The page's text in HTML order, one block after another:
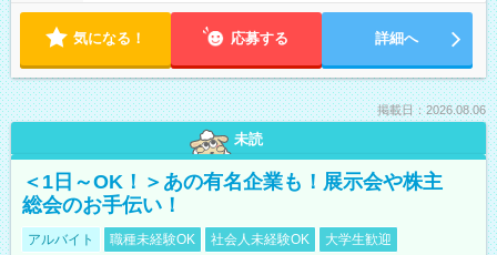
気になる！ 応募する 詳細へ
掲載日：2026.08.06
未読
＜1日～OK！＞あの有名企業も！展示会や株主
総会のお手伝い！
アルバイト 職種未経験OK 社会人未経験OK
大学生歓迎